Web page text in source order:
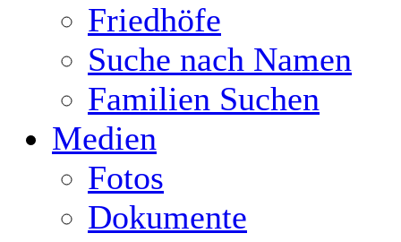
Friedhöfe
Suche nach Namen
Familien Suchen
Medien
Fotos
Dokumente